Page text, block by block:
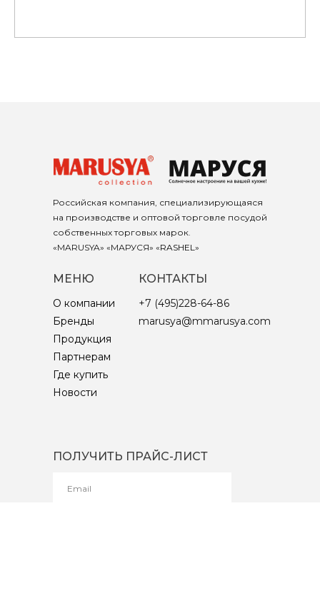
МЕНЮ
О компании
Бренды
Продукция
Партнерам
Где купить
Новости
КОНТАКТЫ
+7 (495)228-64-86
marusya@mmarusya.com
ПОЛУЧИТЬ ПРАЙС-ЛИСТ
Российская компания, специализирующаяся
на производстве и оптовой торговле посудой
собственных торговых марок.
«MARUSYA» «МАРУСЯ» «RASHEL»